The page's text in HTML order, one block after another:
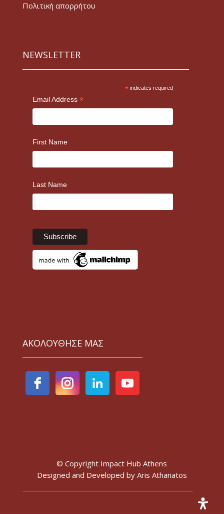
Πολιτική απορρήτου
NEWSLETTER
* indicates required
Email Address *
First Name
Last Name
ΑΚΟΛΟΥΘΗΣΕ ΜΑΣ
© Copyright Impact Hub Athens
Designed and Developed by Aris Athanatos